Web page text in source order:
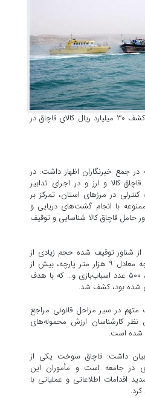
فرمانده مرزبانی استان بوشهر از کشف ۳۰ میلیارد ریال کالای قاچاق در
جمع خبرنگاران اظهار داشت: در
کالا و ارز و در اجرای تدابیر
در مرزهای استان، تمرکز بر
با انجام گشت‌های دریایی و
حامل قاچاق کالا شناسایی و توقیف
شناور توقیف شده حجم زیادی از
کالای قاچاق شامل ۱۸۰ طاقه پارچه معادل ۹ هزار متر پارچه، بیش از
یک هزار عدد لوازم یدکی خودرو، ۵۰۰ عدد اسباب‌بازی و… که با هدف
شده بود، کشف شد.
در سیر مراحل قانونی مراجع
کارشناسان ارزش محموله‌های
بیان داشت: قاچاق سوخت یکی از
در جامعه است و مأموران این
اقدامات اطلاعاتی و عملیاتی با